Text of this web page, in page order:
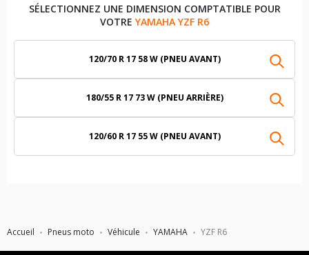
Accueil Pneus moto Véhicule YAMAHA YZF R6
SÉLECTIONNEZ UNE DIMENSION COMPTATIBLE POUR
VOTREYAMAHA YZF R6
120/70 R 17 58 W (PNEU AVANT)
180/55 R 17 73 W (PNEU ARRIÈRE)
120/60 R 17 55 W (PNEU AVANT)